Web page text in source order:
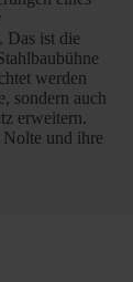
Das ist die
werden
sondern auch
erweitern.
Nolte und ihre